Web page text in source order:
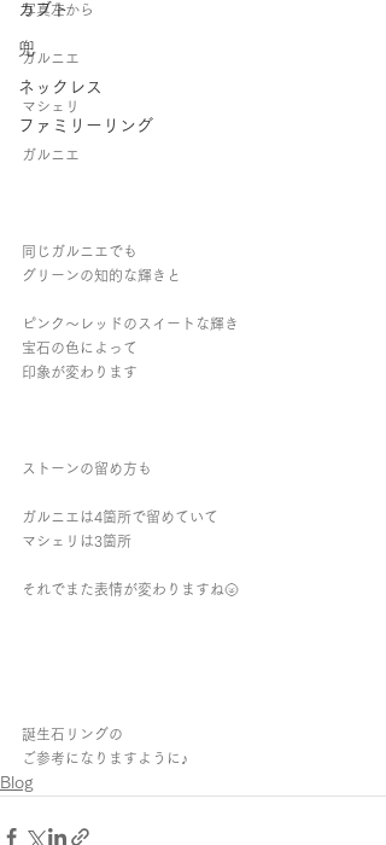
カブト
兜
ネックレス
ファミリーリング
写真左から
ガルニエ
マシェリ
ガルニエ
同じガルニエでも
グリーンの知的な輝きと
ピンク～レッドのスイートな輝き
宝石の色によって
印象が変わります
ストーンの留め方も
ガルニエは4箇所で留めていて
マシェリは3箇所
それでまた表情が変わりますね🌝
誕生石リングの
ご参考になりますように♪
Blog